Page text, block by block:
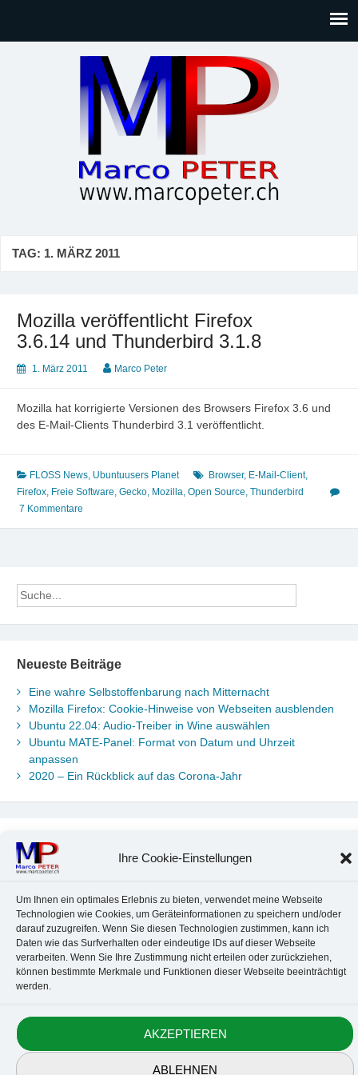
Ihre Cookie-Einstellungen
Um Ihnen ein optimales Erlebnis zu bieten, verwendet meine Webseite
Technologien wie Cookies, um Geräteinformationen zu speichern und/oder
darauf zuzugreifen. Wenn Sie diesen Technologien zustimmen, kann ich
Daten wie das Surfverhalten oder eindeutige IDs auf dieser Webseite
verarbeiten. Wenn Sie Ihre Zustimmung nicht erteilen oder zurückziehen,
können bestimmte Merkmale und Funktionen dieser Webseite beeinträchtigt
werden.
AKZEPTIEREN
ABLEHNEN
Gesellschaft, Musik, Photographie, Sport und Technik (IT)
TAG: 1. MÄRZ 2011
Mozilla veröffentlicht Firefox
3.6.14 und Thunderbird 3.1.8
1. März 2011 Marco Peter
Mozilla hat korrigierte Versionen des Browsers Firefox 3.6 und
des E-Mail-Clients Thunderbird 3.1 veröffentlicht.
FLOSS News, Ubuntuusers Planet Browser, E-Mail-Client,
Firefox, Freie Software, Gecko, Mozilla, Open Source, Thunderbird
7 Kommentare
Neueste Beiträge
Eine wahre Selbstoffenbarung nach Mitternacht
Mozilla Firefox: Cookie-Hinweise von Webseiten ausblenden
Ubuntu 22.04: Audio-Treiber in Wine auswählen
Ubuntu MATE-Panel: Format von Datum und Uhrzeit
anpassen
2020 – Ein Rückblick auf das Corona-Jahr
Neueste Kommentare
Chr. Kotte
Uhrzeit anpassen
Johannes zuUbuntu MATE-Panel: Format von Datum und
Uhrzeit anpassen
Brummel HerbolzheimzuMusik-Portrait Nr. 1: Les Assoiffés
aus Mittelbergheim
Marco Peter
Anbieterkennzeichnung